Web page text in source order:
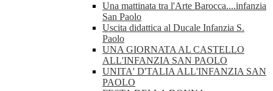
Una mattinata tra l'Arte Barocca....infanzia
San Paolo
Uscita didattica al Ducale Infanzia S.
Paolo
UNA GIORNATA AL CASTELLO
ALL'INFANZIA SAN PAOLO
UNITA' D'TALIA ALL'INFANZIA SAN
PAOLO